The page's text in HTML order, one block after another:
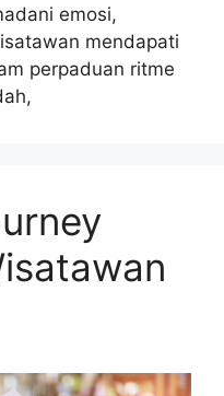
emosi,
mendapati
perpaduan ritme